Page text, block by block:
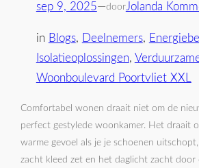
sep 9, 2025—doorJolanda
in Blogs, Deelnemers,
Isolatieoplossingen,
Woonboulevard Poortvliet XXL
Comfortabel wonen draait niet om de
perfect gestylede woonkamer. Het draait
warme gevoel als je je schoenen
zacht kleed zet en het daglicht zacht door